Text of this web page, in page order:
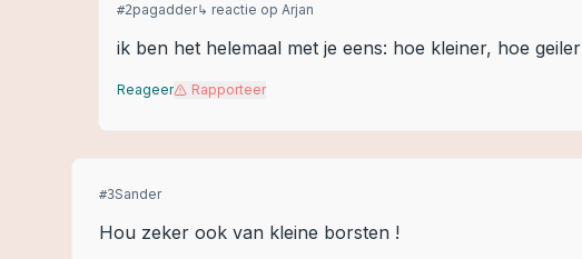
#2pagadder↳ reactie op Arjan
ik ben het helemaal met je eens: hoe kleiner, hoe geiler
Reageer Rapporteer
#3Sander
Hou zeker ook van kleine borsten !